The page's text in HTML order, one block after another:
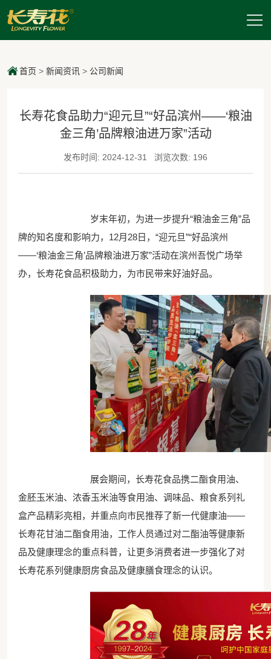
首页 > 新闻资讯> 公司新闻
长寿花食品助力“迎元旦”“好品滨州——‘粮油
金三角’品牌粮油进万家”活动
发布时间: 2024-12-31 浏览次数: 196
岁末年初，为进一步提升“粮油金三角”品
牌的知名度和影响力，12月28日，“迎元旦”“好品滨州
——‘粮油金三角’品牌粮油进万家”活动在滨州吾悦广场举
办，长寿花食品积极助力，为市民带来好油好品。
展会期间，长寿花食品携二酯食用油、
金胚玉米油、浓香玉米油等食用油、调味品、粮食系列礼
盒产品精彩亮相，并重点向市民推荐了新一代健康油——
长寿花甘油二酯食用油，工作人员通过对二酯油等健康新
品及健康理念的重点科普，让更多消费者进一步强化了对
长寿花系列健康厨房食品及健康膳食理念的认识。